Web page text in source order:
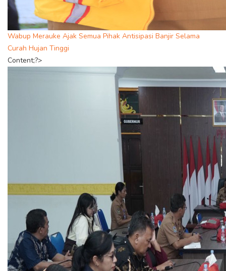
Wabup Merauke Ajak Semua Pihak Antisipasi Banjir Selama
Curah Hujan Tinggi
Content;?>